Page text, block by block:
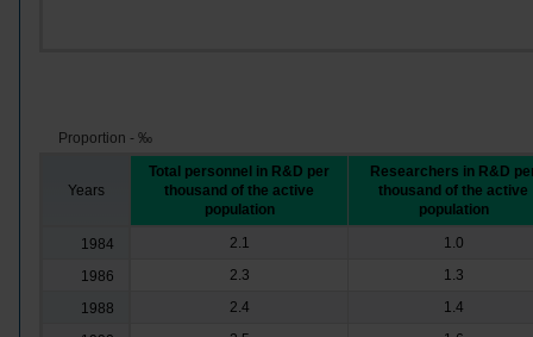
Proportion - ‰
Years
Total personnel in R&D per
thousand of the active
population
Researchers in R&D
thousand of the active
population
1984 2.1
1.0
1986
2.3
1.3
1988
2.4
1.4